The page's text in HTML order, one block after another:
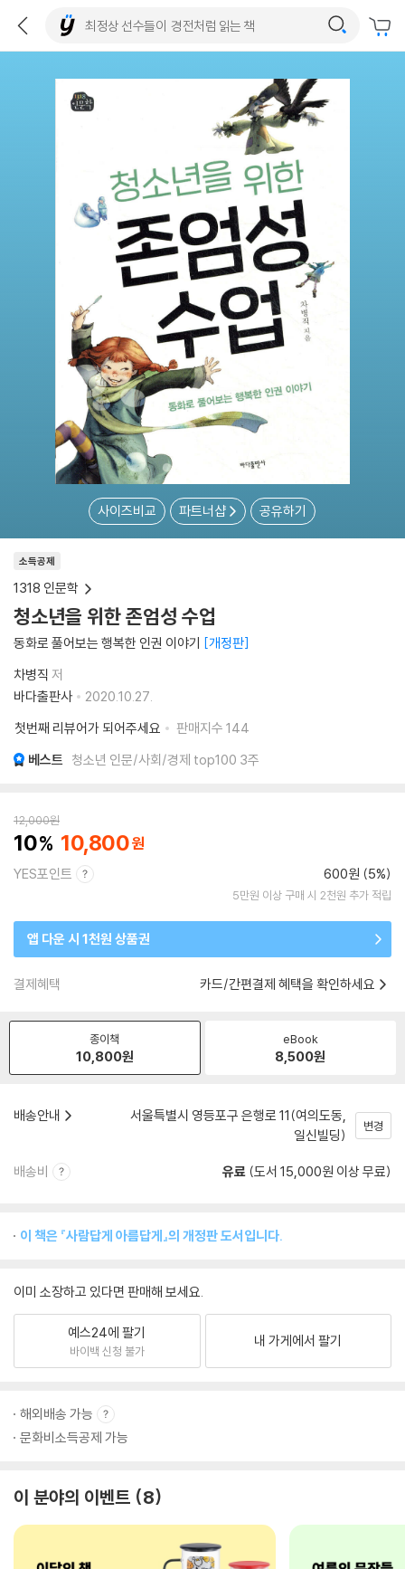
사이즈비교 파트너샵 공유하기
소득공제
1318 인문학
청소년을 위한 존엄성 수업
동화로 풀어보는 행복한 인권 이야기 개정판
차병직 저
바다출판사
2020.10.27.
첫번째 리뷰어가 되어주세요
판매지수 144
베스트 청소년 인문/사회/경제 top100 3주
12,000원
10 10,800
YES포인트 600원 (5%)
5만원 이상 구매 시 2천원 추가 적립
앱 다운 시 1천원 상품권
결제혜택 카드/간편결제 혜택을 확인하세요
종이책
10,800원
eBook
8,500원
배송안내
서울특별시 영등포구 은행로 11(여의도동,
일신빌딩)
변경
배송비 유료 (도서 15,000원 이상 무료)
이 책은 『사람답게 아름답게』의 개정판 도서입니다.
이미 소장하고 있다면 판매해 보세요.
예스24에 팔기
바이백 신청 불가
내 가게에서 팔기
해외배송 가능
문화비소득공제 가능
이 분야의 이벤트 8